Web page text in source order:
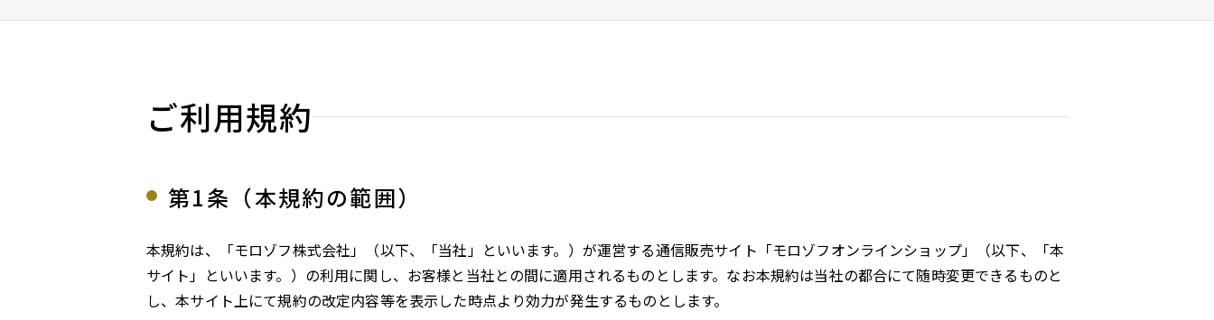
ご利用規約
第1条（本規約の範囲）
本規約は、「モロゾフ株式会社」（以下、「当社」といいます。）が運営する通信販売サイト「モロゾフオンラインショップ」（以下、「本
サイト」といいます。）の利用に関し、お客様と当社との間に適用されるものとします。なお本規約は当社の都合にて随時変更できるものと
し、本サイト上にて規約の改定内容等を表示した時点より効力が発生するものとします。